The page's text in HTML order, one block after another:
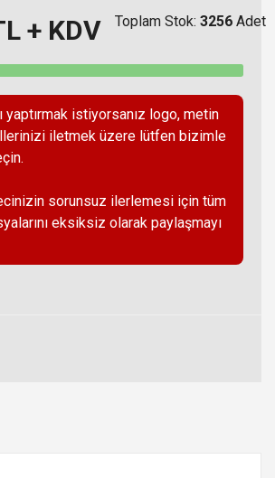
+ KDV Toplam Stok: 3256 Adet
yaptırmak istiyorsanız logo, metin
iletmek üzere lütfen bizimle
sorunsuz ilerlemesi için tüm
eksiksiz olarak paylaşmayı